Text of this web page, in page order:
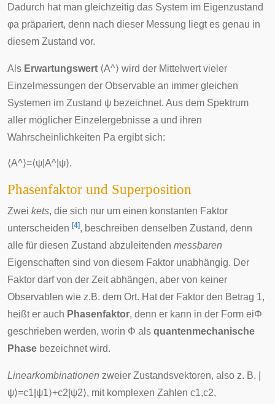
Dadurch hat man gleichzeitig das System im Eigenzustand
φa präpariert, denn nach dieser Messung liegt es genau in
diesem Zustand vor.
Als Erwartungswert ⟨A^⟩ wird der Mittelwert vieler
Einzelmessungen der Observable an immer gleichen
Systemen im Zustand ψ bezeichnet. Aus dem Spektrum
aller möglicher Einzelergebnisse a und ihren
Wahrscheinlichkeiten Pa ergibt sich:
⟨A^⟩=⟨ψ A^ ψ⟩.
Phasenfaktor und Superposition
Zwei kets, die sich nur um einen konstanten Faktor
unterscheiden [4], beschreiben denselben Zustand, denn
alle für diesen Zustand abzuleitenden messbaren
Eigenschaften sind von diesem Faktor unabhängig. Der
Faktor darf von der Zeit abhängen, aber von keiner
Observablen wie z.B. dem Ort. Hat der Faktor den Betrag 1,
heißt er auch Phasenfaktor, denn er kann in der Form eiΦ
geschrieben werden, worin Φ als quantenmechanische
Phase bezeichnet wird.
Linearkombinationen zweier Zustandsvektoren, also z. B.
ψ⟩=c1 ψ1⟩+c2 ψ2⟩, mit komplexen Zahlen c1,c2,